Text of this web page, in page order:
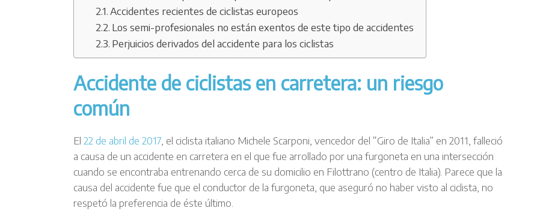
Accidentes recientes de ciclistas europeos
Los semi-profesionales no están exentos de este tipo de accidentes
Perjuicios derivados del accidente para los ciclistas
Accidente de ciclistas en carretera: un riesgo
común
El 22 de abril de 2017 , el ciclista italiano Michele Scarponi, vencedor del “Giro de Italia” en 2011, falleció
a causa de un accidente en carretera en el que fue arrollado por una furgoneta en una intersección
cuando se encontraba entrenando cerca de su domicilio en Filottrano (centro de Italia). Parece que la
causa del accidente fue que el conductor de la furgoneta, que aseguró no haber visto al ciclista, no
respetó la preferencia de éste último.